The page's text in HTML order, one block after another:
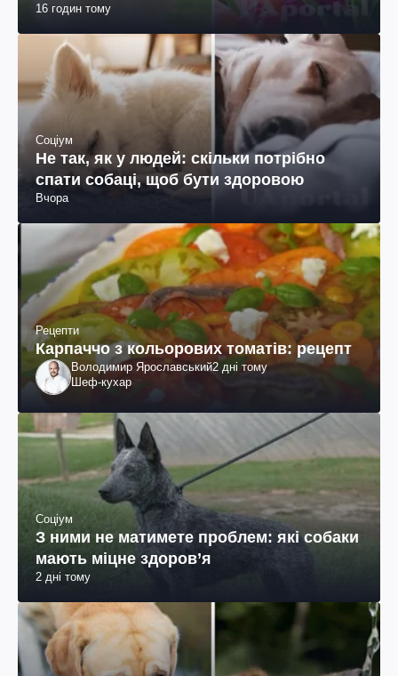
16 годин тому
Соціум
Не так, як у людей: скільки потрібно
спати собаці, щоб бути здоровою
Вчора
Рецепти
Карпаччо з кольорових томатів: рецепт
Володимир Ярославський2 дні тому
Шеф-кухар
Соціум
З ними не матимете проблем: які собаки
мають міцне здоров’я
2 дні тому